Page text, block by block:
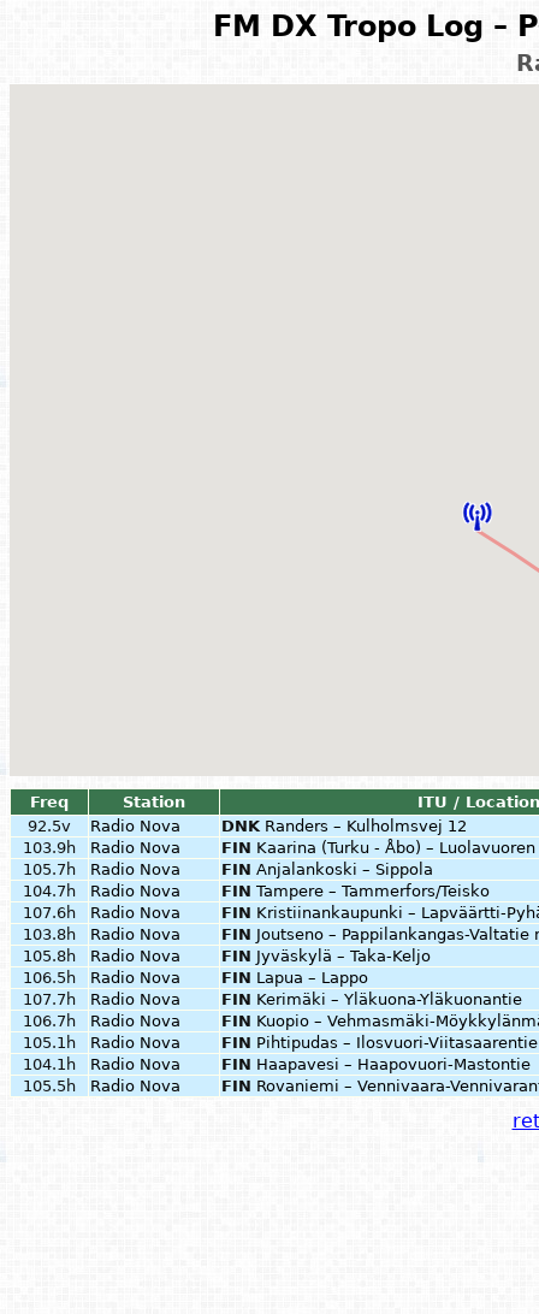
FM DX Tropo Log –
Freq Station
ITU / Location
92.5v
Radio Nova DNK Randers – Kulholmsvej 12
103.9h
Radio Nova FIN Kaarina (Turku - Åbo) –
105.7h
Radio Nova FIN Anjalankoski – Sippola
104.7h
Radio Nova FIN Tampere – Tammerfors/Teisko
107.6h
Radio Nova FIN Kristiinankaupunki – Lapväärtti-
103.8h
Radio Nova FIN Joutseno – Pappilankangas-Valtatie
105.8h
Radio Nova FIN Jyväskylä – Taka-Keljo
106.5h
Radio Nova FIN Lapua – Lappo
107.7h
Radio Nova FIN Kerimäki – Yläkuona-Yläkuonantie
106.7h
Radio Nova FIN Kuopio – Vehmasmäki-
105.1h
Radio Nova FIN Pihtipudas – Ilosvuori-Viitasaarentie
104.1h
Radio Nova FIN Haapavesi – Haapovuori-Mastontie
105.5h
Radio Nova FIN Rovaniemi – Vennivaara-